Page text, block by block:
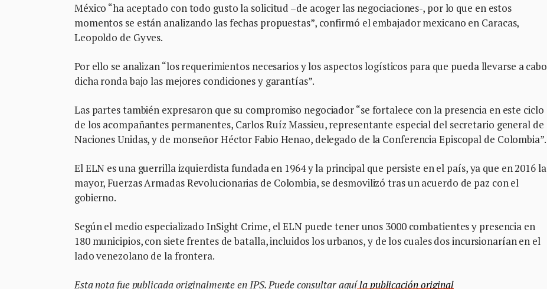
México “ha aceptado con todo gusto la solicitud –de acoger las negociaciones-, por lo que en estos
momentos se están analizando las fechas propuestas”, confirmó el embajador mexicano en Caracas,
Leopoldo de Gyves.
Por ello se analizan “los requerimientos necesarios y los aspectos logísticos para que pueda llevarse a cabo
dicha ronda bajo las mejores condiciones y garantías”.
Las partes también expresaron que su compromiso negociador “se fortalece con la presencia en este ciclo
de los acompañantes permanentes, Carlos Ruíz Massieu, representante especial del secretario general de
Naciones Unidas, y de monseñor Héctor Fabio Henao, delegado de la Conferencia Episcopal de Colombia”.
El ELN es una guerrilla izquierdista fundada en 1964 y la principal que persiste en el país, ya que en 2016 la
mayor, Fuerzas Armadas Revolucionarias de Colombia, se desmovilizó tras un acuerdo de paz con el
gobierno.
Según el medio especializado InSight Crime, el ELN puede tener unos 3000 combatientes y presencia en
180 municipios, con siete frentes de batalla, incluidos los urbanos, y de los cuales dos incursionarían en el
lado venezolano de la frontera.
Esta nota fue publicada originalmente en IPS. Puede consultar aquíla publicación original